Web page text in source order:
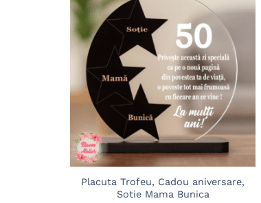
în
wishlist
Placuta Trofeu, Cadou aniversare,
Sotie Mama Bunica